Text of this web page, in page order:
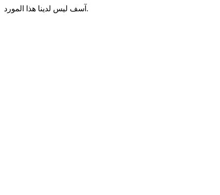
آسف ليس لدينا هذا المورد.